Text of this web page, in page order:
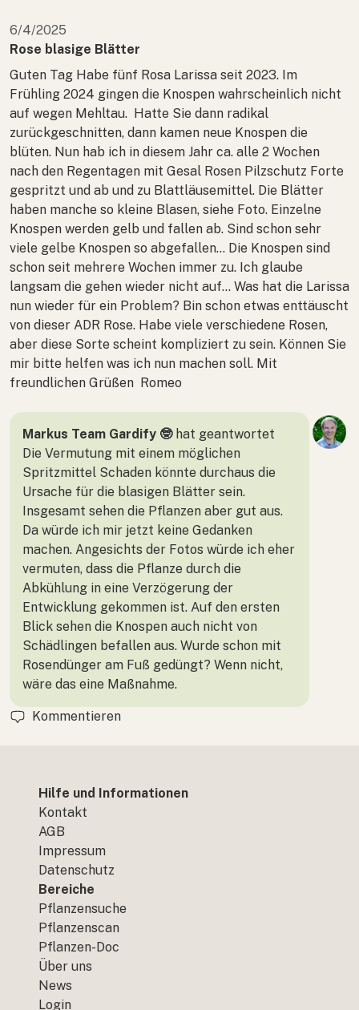
6/4/2025
Rose blasige Blätter
Guten Tag Habe fünf Rosa Larissa seit 2023. Im
Frühling 2024 gingen die Knospen wahrscheinlich nicht
auf wegen Mehltau. Hatte Sie dann radikal
zurückgeschnitten, dann kamen neue Knospen die
blüten. Nun hab ich in diesem Jahr ca. alle 2 Wochen
nach den Regentagen mit Gesal Rosen Pilzschutz Forte
gespritzt und ab und zu Blattläusemittel. Die Blätter
haben manche so kleine Blasen, siehe Foto. Einzelne
Knospen werden gelb und fallen ab. Sind schon sehr
viele gelbe Knospen so abgefallen... Die Knospen sind
schon seit mehrere Wochen immer zu. Ich glaube
langsam die gehen wieder nicht auf... Was hat die Larissa
nun wieder für ein Problem? Bin schon etwas enttäuscht
von dieser ADR Rose. Habe viele verschiedene Rosen,
aber diese Sorte scheint kompliziert zu sein. Können Sie
mir bitte helfen was ich nun machen soll. Mit
freundlichen Grüßen Romeo
Markus Team Gardify 🤓hat geantwortet
Die Vermutung mit einem möglichen
Spritzmittel Schaden könnte durchaus die
Ursache für die blasigen Blätter sein.
Insgesamt sehen die Pflanzen aber gut aus.
Da würde ich mir jetzt keine Gedanken
machen. Angesichts der Fotos würde ich eher
vermuten, dass die Pflanze durch die
Abkühlung in eine Verzögerung der
Entwicklung gekommen ist. Auf den ersten
Blick sehen die Knospen auch nicht von
Schädlingen befallen aus. Wurde schon mit
Rosendünger am Fuß gedüngt? Wenn nicht,
wäre das eine Maßnahme.
Kommentieren
Hilfe und Informationen
Kontakt
AGB
Impressum
Datenschutz
Bereiche
Pflanzensuche
Pflanzenscan
Pflanzen-Doc
Über uns
News
Login